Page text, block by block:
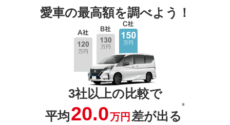
愛車の最高額を調べよう！
3社以上の比較で
平均20.0万円 差が出る
※